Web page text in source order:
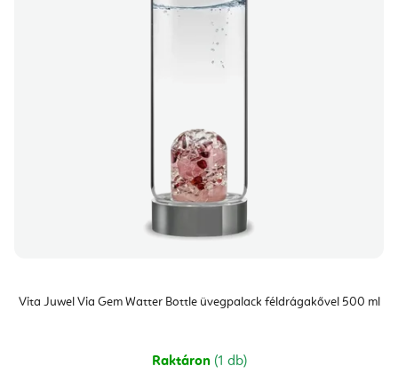
Vita Juwel Via Gem Watter Bottle üvegpalack féldrágakővel 500 ml
Raktáron (1 db)